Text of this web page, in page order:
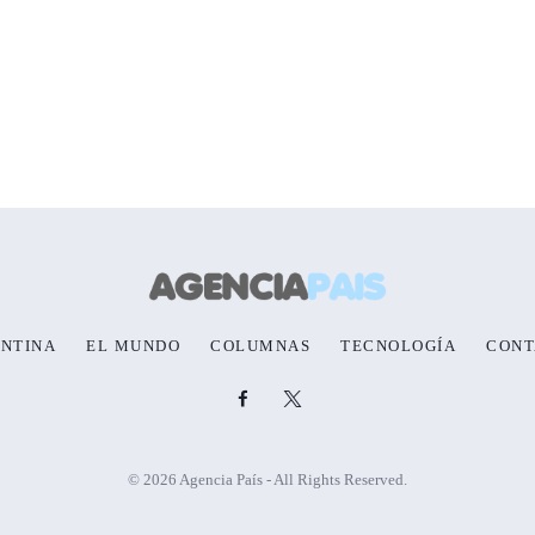
EL MUNDO COLUMNAS TECNOLOGÍA
© 2026 Agencia País - All Rights Reserved.